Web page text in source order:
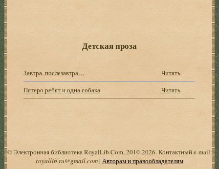
Детская проза
Завтра, послезавтра…
Читать
Пятеро ребят и одна собака
Читать
© Электронная библиотека RoyalLib.Com, 2010-2026. Контактный e-mail:
royallib.ru@gmail.com| Авторам и правообладателям